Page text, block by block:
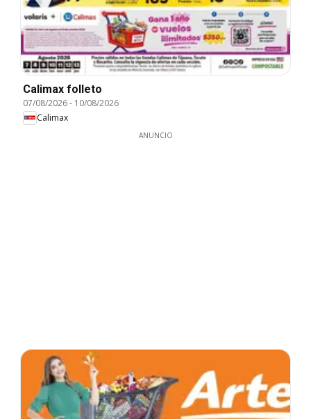
Calimax folleto
07/08/2026- 10/08/2026
Calimax
ANUNCIO